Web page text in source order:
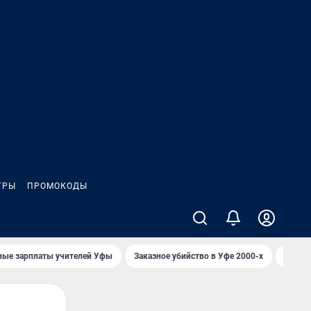
ПРОМОКОДЫ
зарплаты учителей Уфы Заказное убийство в Уфе 2000-х